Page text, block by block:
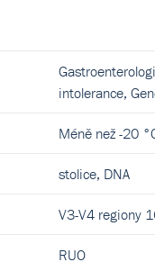
intolerance,
Méně než -20
stolice, DNA
V3-V4 regiony
RUO